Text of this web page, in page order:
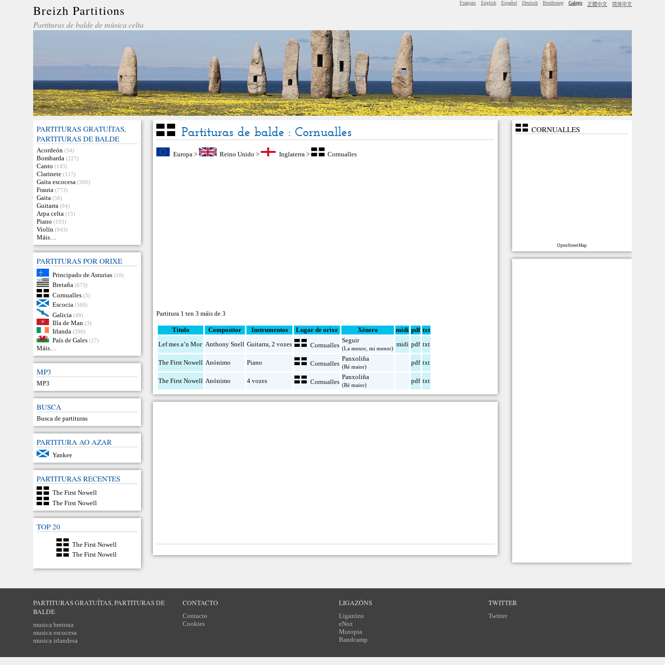
Breizh Partitions
Partituras de balde de música celta
Français English Español Deutsch Brezhoneg Galego 正體中文 简体中文
PARTITURAS GRATUÍTAS,
PARTITURAS DE BALDE
Acordeón (54)
Bombarda (227)
Canto (143)
Clarinete (117)
Gaita escocesa (500)
Frauta (773)
Gaita (56)
Guitarra (94)
Arpa celta (15)
Piano (103)
Violín (943)
Máis…
PARTITURAS POR ORIXE
Principado de Asturias (10)
Bretaña (673)
Cornualles (3)
Escocia (569)
Galicia (49)
Illa de Man (3)
Irlanda (290)
País de Gales (17)
Máis…
MP3
MP3
BUSCA
Busca de partituras
PARTITURA AO AZAR
Yankee
PARTITURAS RECENTES
The First Nowell
The First Nowell
TOP 20
The First Nowell
The First Nowell
Partituras de balde : Cornualles
Europa > Reino Unido > Inglaterra > Cornualles
Partitura 1 ten 3 máis de 3
Título Compositor Instrumentos Lugar de orixe Xénero midi pdf txt
Lef mes a’n Mor Anthony Snell Guitarra ,2 vozes Cornualles
Seguir
(La menor, mi menor)
midi pdf txt
The First Nowell Anónimo Piano Cornualles
Panxoliña
(Ré maior)
pdf txt
The First Nowell Anónimo 4 vozes Cornualles
Panxoliña
(Ré maior)
pdf txt
CORNUALLES
OpenStreetMap
PARTITURAS GRATUÍTAS, PARTITURAS DE
BALDE
musica bretona
musica escocesa
musica irlandesa
CONTACTO
Contacto
Cookies
LIGAZÓNS
Ligazóns
eNoz
Mutopia
Bandcamp
TWITTER
Twitter